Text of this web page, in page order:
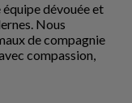
dévouée et
Nous
de compagnie
compassion,